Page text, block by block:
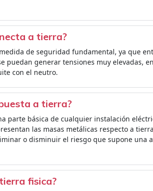
a tierra?
de seguridad fundamental, ya que
puedan generar tensiones muy elevadas,
con el neutro.
a tierra?
parte básica de cualquier instalación
las masas metálicas respecto a
o disminuir el riesgo que supone una
fisica?